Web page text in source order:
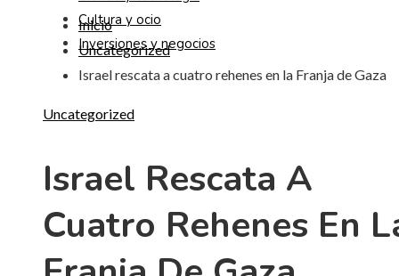
Cultura y ocio
Inversiones y negocios
Inicio
Uncategorized
Israel rescata a cuatro rehenes en la Franja de Gaza
Uncategorized
Israel Rescata A
Cuatro Rehenes En